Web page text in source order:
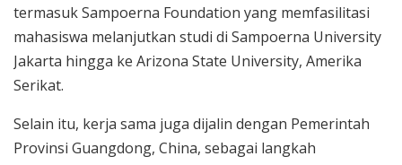
termasuk Sampoerna Foundation yang memfasilitasi
mahasiswa melanjutkan studi di Sampoerna University
Jakarta hingga ke Arizona State University, Amerika
Serikat.
Selain itu, kerja sama juga dijalin dengan Pemerintah
Provinsi Guangdong, China, sebagai langkah